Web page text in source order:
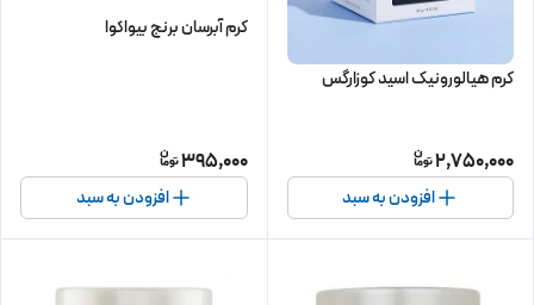
کرم هیالورونیک اسید کوزارگس
2,750,000
افزودن به سبد
کرم آبرسان برنج بیواکوا
395,000
افزودن به سبد